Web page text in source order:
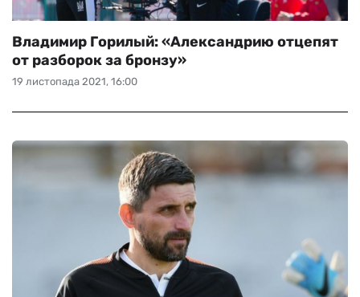
19 листопада 2021, 16:00
Владимир Горилый: «Александрию отцепят
от разборок за бронзу»